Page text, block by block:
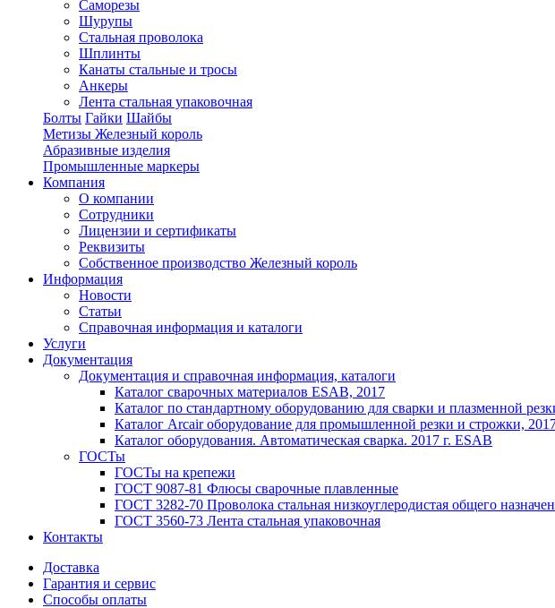
Саморезы
Шурупы
Стальная проволока
Шплинты
Канаты стальные и тросы
Анкеры
Лента стальная упаковочная
Болты Гайки Шайбы
Метизы Железный король
Абразивные изделия
Промышленные маркеры
Компания
О компании
Сотрудники
Лицензии и сертификаты
Реквизиты
Собственное производство Железный король
Информация
Новости
Статьи
Справочная информация и каталоги
Услуги
Документация
Документация и справочная информация, каталоги
Каталог сварочных материалов ESAB, 2017
Каталог по стандартному оборудованию для сварки и плазменной
Каталог Arcair оборудование для промышленной резки и строжки,
Каталог оборудования. Автоматическая сварка. 2017 г. ESAB
ГОСТы
ГОСТы на крепежи
ГОСТ 9087-81 Флюсы сварочные плавленные
ГОСТ 3282-70 Проволока стальная низкоуглеродистая общего
ГОСТ 3560-73 Лента стальная упаковочная
Контакты
Доставка
Гарантия и сервис
Способы оплаты